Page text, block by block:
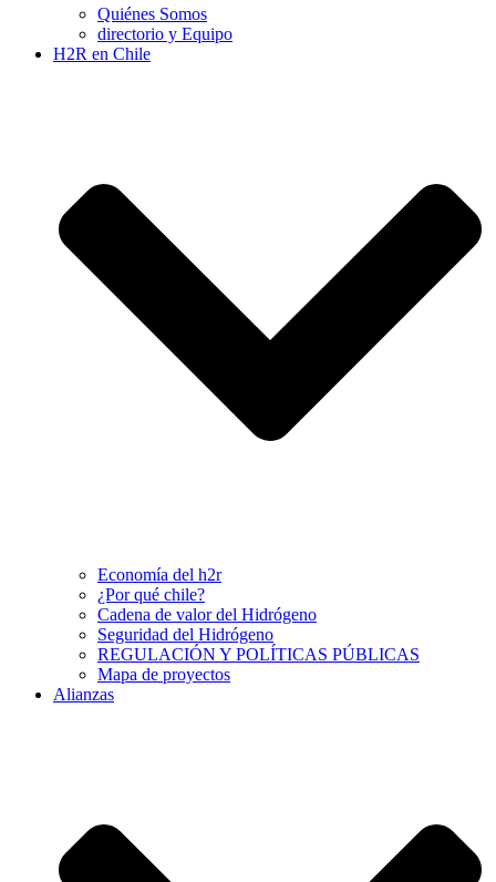
Quiénes Somos
directorio y Equipo
H2R en Chile
Economía del h2r
¿Por qué chile?
Cadena de valor del Hidrógeno
Seguridad del Hidrógeno
REGULACIÓN Y POLÍTICAS PÚBLICAS
Mapa de proyectos
Alianzas